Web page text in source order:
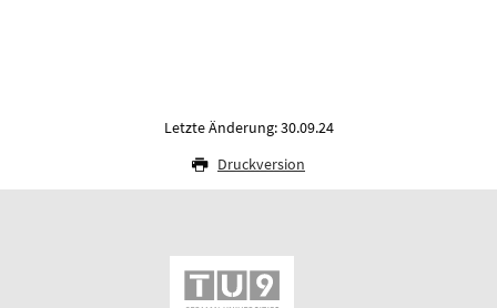
Letzte Änderung: 30.09.24
Druckversion